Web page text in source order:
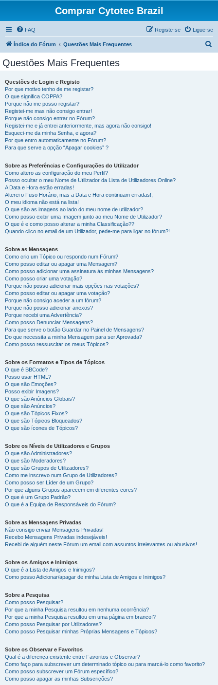
Comprar Cytotec Brazil
FAQ Ligue-se
Registe-se
Índice do Fórum Questões Mais Frequentes
Questões Mais Frequentes
Questões de Login e Registo
Por que motivo tenho de me registar?
O que significa COPPA?
Porque não me posso registar?
Registei-me mas não consigo entrar!
Porque não consigo entrar no Fórum?
Registei-me e já entrei anteriormente, mas agora não consigo!
Esqueci-me da minha Senha, e agora?
Por que entro automaticamente no Fórum?
Para que serve a opção “Apagar cookies” ?
Sobre as Preferências e Configurações do Utilizador
Como altero as configuração do meu Perfil?
Posso ocultar o meu Nome de Utilizador da Lista de Utilizadores Online?
A Data e Hora estão erradas!
Alterei o Fuso Horário, mas a Data e Hora continuam erradas!,
O meu idioma não está na lista!
O que são as imagens ao lado do meu nome de utilizador?
Como posso exibir uma Imagem junto ao meu Nome de Utilizador?
O que é e como posso alterar a minha Classificação??
Quando clico no email de um Utilizador, pede-me para ligar no fórum?!
Sobre as Mensagens
Como crio um Tópico ou respondo num Fórum?
Como posso editar ou apagar uma Mensagem?
Como posso adicionar uma assinatura às minhas Mensagens?
Como posso criar uma votação?
Porque não posso adicionar mais opções nas votações?
Como posso editar ou apagar uma votação?
Porque não consigo aceder a um fórum?
Porque não posso adicionar anexos?
Porque recebi uma Advertência?
Como posso Denunciar Mensagens?
Para que serve o botão Guardar no Painel de Mensagens?
Do que necessita a minha Mensagem para ser Aprovada?
Como posso ressuscitar os meus Tópicos?
Sobre os Formatos e Tipos de Tópicos
O que é BBCode?
Posso usar HTML?
O que são Emoções?
Posso exibir Imagens?
O que são Anúncios Globais?
O que são Anúncios?
O que são Tópicos Fixos?
O que são Tópicos Bloqueados?
O que são ícones de Tópicos?
Sobre os Níveis de Utilizadores e Grupos
O que são Administradores?
O que são Moderadores?
O que são Grupos de Utilizadores?
Como me inscrevo num Grupo de Utilizadores?
Como posso ser Líder de um Grupo?
Por que alguns Grupos aparecem em diferentes cores?
O que é um Grupo Padrão?
O que é a Equipa de Responsáveis do Fórum?
Sobre as Mensagens Privadas
Não consigo enviar Mensagens Privadas!
Recebo Mensagens Privadas indesejáveis!
Recebi de alguém neste Fórum um email com assuntos irrelevantes ou abusivos!
Sobre os Amigos e Inimigos
O que é a Lista de Amigos e Inimigos?
Como posso Adicionar/apagar de minha Lista de Amigos e Inimigos?
Sobre a Pesquisa
Como posso Pesquisar?
Por que a minha Pesquisa resultou em nenhuma ocorrência?
Por que a minha Pesquisa resultou em uma página em branco!?
Como posso Pesquisar por Utilizadores?
Como posso Pesquisar minhas Próprias Mensagens e Tópicos?
Sobre os Observar e Favoritos
Qual é a diferença existente entre Favoritos e Observar?
Como faço para subscrever um determinado tópico ou para marcá-lo como favorito?
Como posso subscrever um Fórum específico?
Como posso apagar as minhas Subscrições?